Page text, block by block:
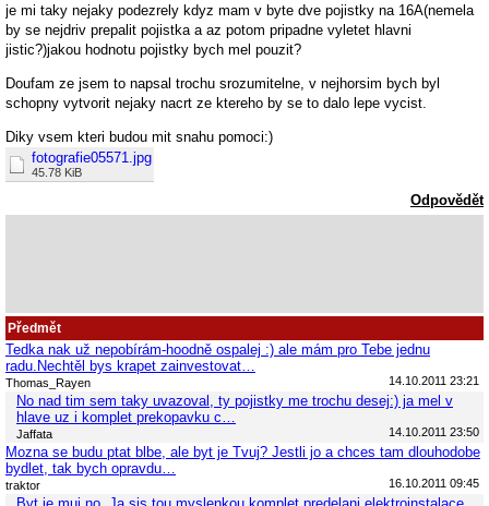
je mi taky nejaky podezrely kdyz mam v byte dve pojistky na 16A(nemela
by se nejdriv prepalit pojistka a az potom pripadne vyletet hlavni
jistic?)jakou hodnotu pojistky bych mel pouzit?
Doufam ze jsem to napsal trochu srozumitelne, v nejhorsim bych byl
schopny vytvorit nejaky nacrt ze ktereho by se to dalo lepe vycist.
Diky vsem kteri budou mit snahu pomoci:)
fotografie05571.jpg
45.78 KiB
Odpovědět
Předmět
Tedka nak už nepobírám-hoodně ospalej :) ale mám pro Tebe jednu
radu.Nechtěl bys krapet zainvestovat…
Thomas_Rayen 14.10.2011 23:21
No nad tim sem taky uvazoval, ty pojistky me trochu desej:) ja mel v
hlave uz i komplet prekopavku c…
Jaffata 14.10.2011 23:50
Mozna se budu ptat blbe, ale byt je Tvuj? Jestli jo a chces tam dlouhodobe
bydlet, tak bych opravdu…
traktor 16.10.2011 09:45